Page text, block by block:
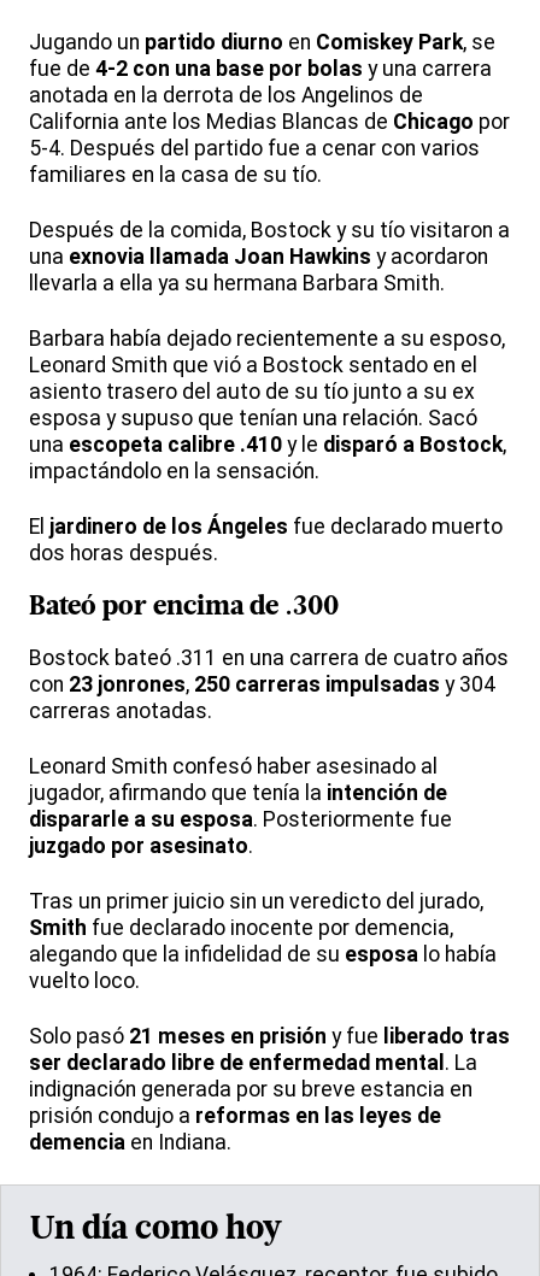
Jugando un partido diurno en Comiskey Park, se
fue de 4-2 con una base por bolas y una carrera
anotada en la derrota de los Angelinos de
California ante los Medias Blancas de Chicago por
5-4. Después del partido fue a cenar con varios
familiares en la casa de su tío.
Después de la comida, Bostock y su tío visitaron a
una exnovia llamada Joan Hawkins y acordaron
llevarla a ella ya su hermana Barbara Smith.
Barbara había dejado recientemente a su esposo,
Leonard Smith que vió a Bostock sentado en el
asiento trasero del auto de su tío junto a su ex
esposa y supuso que tenían una relación. Sacó
una escopeta calibre .410 y le disparó a Bostock,
impactándolo en la sensación.
El jardinero de los Ángeles fue declarado muerto
dos horas después.
Bateó por encima de .300
Bostock bateó .311 en una carrera de cuatro años
con 23 jonrones, 250 carreras impulsadas y 304
carreras anotadas.
Leonard Smith confesó haber asesinado al
jugador, afirmando que tenía la intención de
dispararle a su esposa. Posteriormente fue
juzgado por asesinato.
Tras un primer juicio sin un veredicto del jurado,
Smith fue declarado inocente por demencia,
alegando que la infidelidad de su esposa lo había
vuelto loco.
Solo pasó 21 meses en prisión y fue liberado tras
ser declarado libre de enfermedad mental . La
indignación generada por su breve estancia en
prisión condujo a reformas en las leyes de
demencia en Indiana.
Un día como hoy